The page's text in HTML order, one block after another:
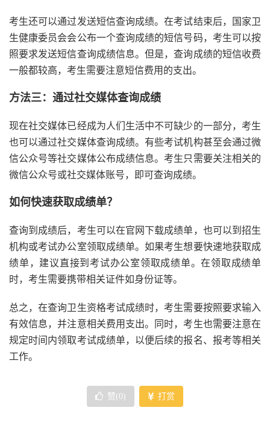
考生还可以通过发送短信查询成绩。在考试结束后，国家卫
生健康委员会会公布一个查询成绩的短信号码，考生可以按
照要求发送短信查询成绩信息。但是，查询成绩的短信收费
一般都较高，考生需要注意短信费用的支出。
方法三：通过社交媒体查询成绩
现在社交媒体已经成为人们生活中不可缺少的一部分，考生
也可以通过社交媒体查询成绩。有些考试机构甚至会通过微
信公众号等社交媒体公布成绩信息。考生只需要关注相关的
微信公众号或社交媒体账号，即可查询成绩。
如何快速获取成绩单？
查询到成绩后，考生可以在官网下载成绩单，也可以到招生
机构或考试办公室领取成绩单。如果考生想要快速地获取成
绩单，建议直接到考试办公室领取成绩单。在领取成绩单
时，考生需要携带相关证件如身份证等。
总之，在查询卫生资格考试成绩时，考生需要按照要求输入
有效信息，并注意相关费用支出。同时，考生也需要注意在
规定时间内领取考试成绩单，以便后续的报名、报考等相关
工作。
赞( 0 ) 打赏